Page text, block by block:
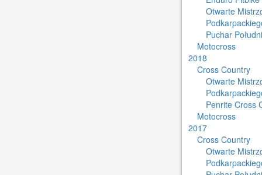
Otwarte
Puchar
Motocross
2018
Cross Country
Otwarte
Penrite Cross
Motocross
2017
Cross Country
Otwarte